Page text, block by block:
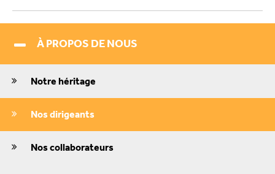
À PROPOS DE NOUS
Notre héritage
Nos dirigeants
Nos collaborateurs